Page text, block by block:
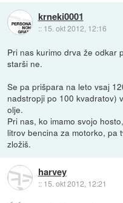
krneki0001
:: 15. okt 2012, 12:16
Pri nas kurimo drva že odkar
starši ne.
Se pa prišpara na leto vsaj
nadstropji po 100 kvadratov)
olje.
Pri nas, ko imamo svojo
litrov bencina za motorko, pa
zložiš.
harvey
:: 15. okt 2012, 12:21